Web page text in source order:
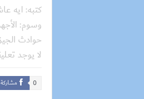
كتبه: ايه
وسوم:
حوادث
لا يوجد
مشاركة 0